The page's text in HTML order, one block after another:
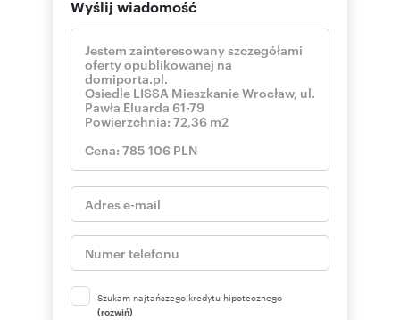
Wyślij wiadomość
Szukam najtańszego kredytu hipotecznego
(rozwiń)